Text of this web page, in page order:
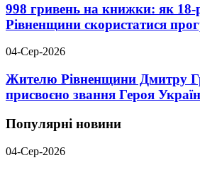
998 гривень на книжки: як
Рівненщини скористатися
04-Сер-2026
Жителю Рівненщини Дмитру
присвоєно звання Героя
Популярні новини
04-Сер-2026